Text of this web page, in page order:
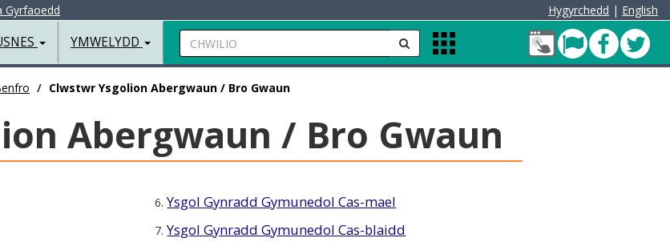
Gyrfaoedd Hygyrchedd | English
YMWELYDD Chwilio anfon
Apps
Menu
Fy
NghyfrifPont
Cleddau
Clwstwr Ysgolion Abergwaun / Bro Gwaun
Abergwaun / Bro Gwaun
6.Ysgol Gynradd Gymunedol Cas-mael
7.Ysgol Gynradd Gymunedol Cas-blaidd